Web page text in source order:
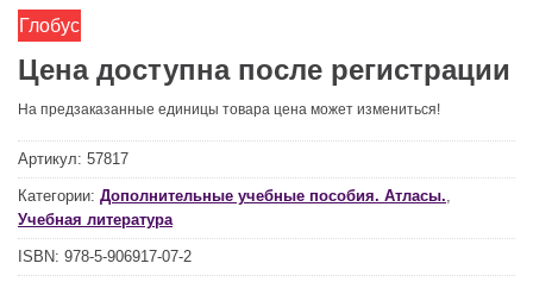
Глобус
Цена доступна после регистрации
На предзаказанные единицы товара цена может измениться!
Артикул: 57817
Категории: Дополнительные учебные пособия. Атласы.
Учебная литература
ISBN: 978-5-906917-07-2